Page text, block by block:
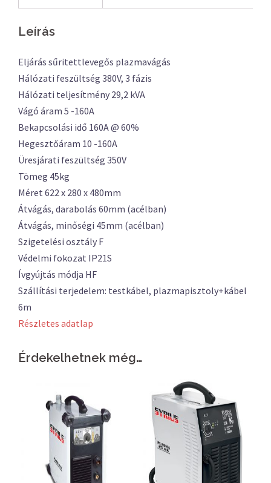
Leírás
Eljárás sűritettlevegős plazmavágás
Hálózati feszültség 380V, 3 fázis
Hálózati teljesítmény 29,2 kVA
Vágó áram 5 -160A
Bekapcsolási idő 160A @ 60%
Hegesztőáram 10 -160A
Üresjárati feszültség 350V
Tömeg 45kg
Méret 622 x 280 x 480mm
Átvágás, darabolás 60mm (acélban)
Átvágás, minőségi 45mm (acélban)
Szigetelési osztály F
Védelmi fokozat IP21S
Ívgyújtás módja HF
Szállítási terjedelem: testkábel, plazmapisztoly+kábel
6m
Részletes adatlap
Érdekelhetnek még…